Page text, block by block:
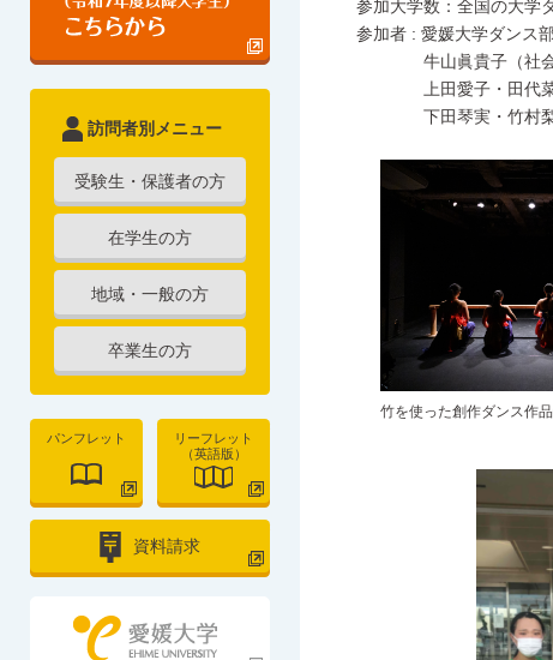
訪問者別メニュー
受験生・保護者の方
在学生の方
地域・一般の方
卒業生の方
パンフレット
リーフレット
（英語版）
資料請求
参加大学数：全国の大学
参加者 : 愛媛大学ダンス部
牛山眞貴子（社会
上田愛子・田代菜生
下田琴実・竹村梨
竹を使った創作ダンス作